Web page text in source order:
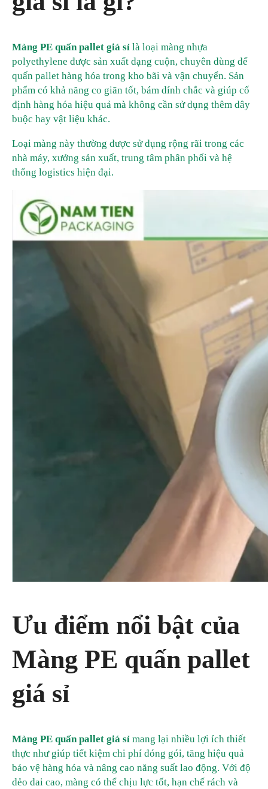
Màng PE quấn pallet giá sỉ là loại màng nhựa
polyethylene được sản xuất dạng cuộn, chuyên dùng để
quấn pallet hàng hóa trong kho bãi và vận chuyển. Sản
phẩm có khả năng co giãn tốt, bám dính chắc và giúp cố
định hàng hóa hiệu quả mà không cần sử dụng thêm dây
buộc hay vật liệu khác.
Loại màng này thường được sử dụng rộng rãi trong các
nhà máy, xưởng sản xuất, trung tâm phân phối và hệ
thống logistics hiện đại.
Ưu điểm nổi bật của
Màng PE quấn pallet
giá sỉ
Màng PE quấn pallet giá sỉ mang lại nhiều lợi ích thiết
thực như giúp tiết kiệm chi phí đóng gói, tăng hiệu quả
bảo vệ hàng hóa và nâng cao năng suất lao động. Với độ
dẻo dai cao, màng có thể chịu lực tốt, hạn chế rách và